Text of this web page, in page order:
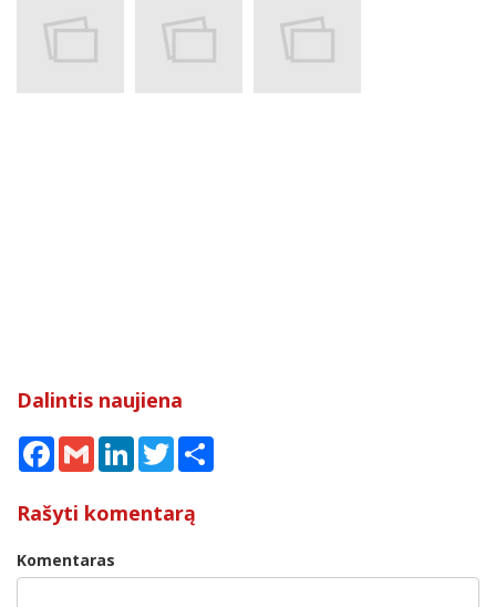
Dalintis naujiena
Facebook
Gmail LinkedInTwitter
Rašyti komentarą
Komentaras